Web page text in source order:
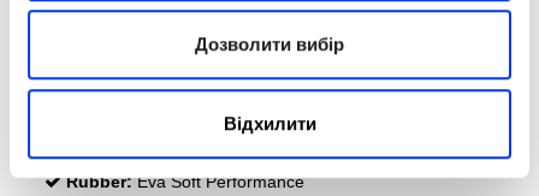
Дозволити вибір
Відхилити
Shape: Round
Weight: 310-330 Gr (Light Weight)
Rubber: Eva Soft Performance